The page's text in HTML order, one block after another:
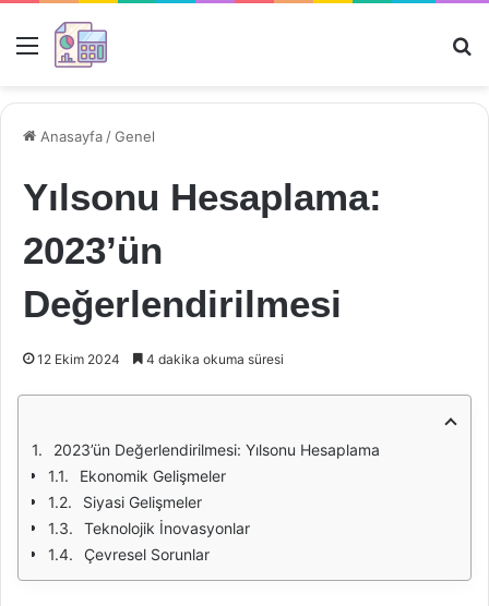
Menü
Anasayfa /Genel
Yılsonu Hesaplama:
2023’ün
Değerlendirilmesi
12 Ekim 2024 4 dakika okuma süresi
2023’ün Değerlendirilmesi: Yılsonu Hesaplama
Ekonomik Gelişmeler
Siyasi Gelişmeler
Teknolojik İnovasyonlar
Çevresel Sorunlar